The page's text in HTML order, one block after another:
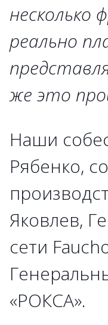
несколько
реально
же это
Наши
Рябенко,
Яковлев,
сети
«РОКСА».